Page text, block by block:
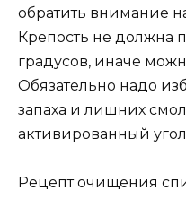
обратить внимание
Крепость не должна
градусов, иначе
Обязательно надо
запаха и лишних
активированный
Рецепт очищения